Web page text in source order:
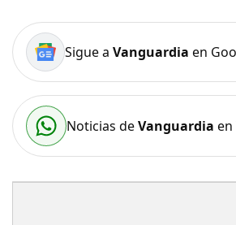
Sigue a Vanguardia en
Noticias deVanguardia en